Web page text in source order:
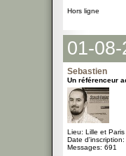
Hors ligne
01-
Sebastien
Un référenceur
Lieu: Lille et Paris
Date
Messages: 691